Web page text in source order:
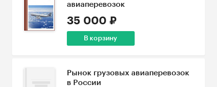
авиаперевозок
35 000 ₽
В корзину
Рынок грузовых авиаперевозок
в России